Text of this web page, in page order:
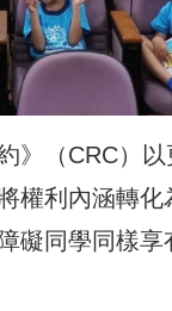
》（CRC）
權利內涵轉
礙同學同樣